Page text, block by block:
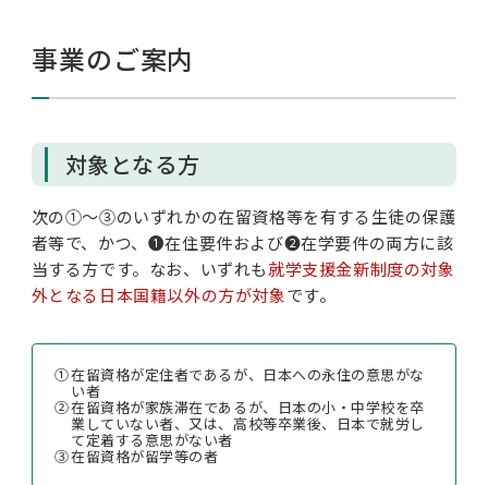
事業のご案内
対象となる方
次の①～③のいずれかの在留資格等を有する生徒の保護
者等で、かつ、❶在住要件および❷在学要件の両方に該
当する方です。なお、いずれも就学支援金新制度の対象
外となる日本国籍以外の方が対象です。
①在留資格が定住者であるが、日本への永住の意思がな
い者
②在留資格が家族滞在であるが、日本の小・中学校を卒
業していない者、又は、高校等卒業後、日本で就労し
て定着する意思がない者
③在留資格が留学等の者